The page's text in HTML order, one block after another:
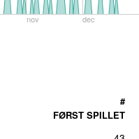
nov dec
FØRST SPILLET
#